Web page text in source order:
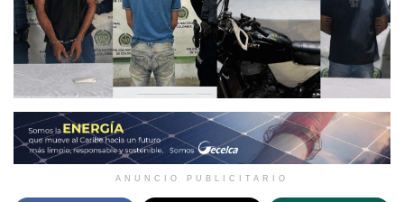
ANUNCIO PUBLICITARIO